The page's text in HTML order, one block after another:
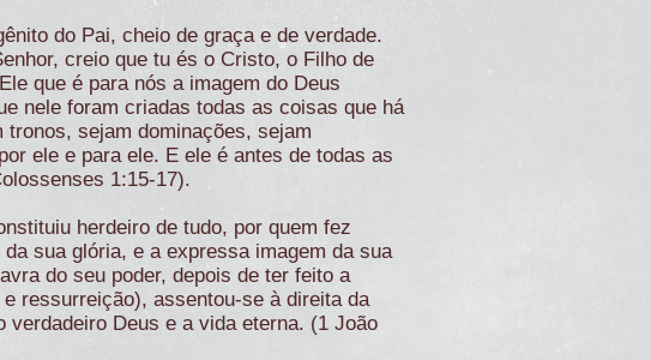
do Pai, cheio de graça e de verdade.
creio que tu és o Cristo, o Filho de
que é para nós a imagem do Deus
nele foram criadas todas as coisas que há
sejam dominações, sejam
ele e para ele. E ele é antes de todas as
1:15-17).
herdeiro de tudo, por quem fez
sua glória, e a expressa imagem da sua
do seu poder, depois de ter feito a
ressurreição), assentou-se à direita da
Deus e a vida eterna. (1 João